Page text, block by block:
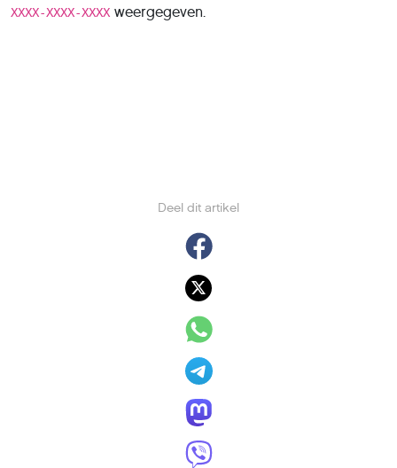
Deel dit artikel
XXXX-XXXX-XXXX weergegeven.